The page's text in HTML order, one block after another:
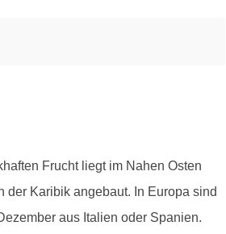
Frucht liegt im Nahen Osten
der Karibik angebaut. In Europa sind
aus Italien oder Spanien.